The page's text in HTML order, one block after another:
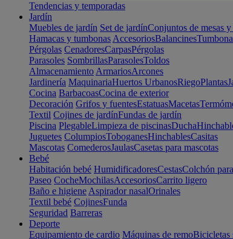
Tendencias y temporadas
Jardín
Muebles de jardín Set de jardínConjuntos de mesas
Hamacas y tumbonas AccesoriosBalancines
Pérgolas CenadoresCarpasPérgolas
Parasoles SombrillasParasolesToldos
Almacenamiento ArmariosArcones
Jardinería MaquinariaHuertos UrbanosRiegoPlantas
Cocina BarbacoasCocina de exterior
Decoración Grifos y fuentesEstatuasMacetas
Textil Cojines de jardínFundas de jardín
Piscina PlegableLimpieza de piscinasDucha
Juguetes ColumpiosToboganesHinchablesCasitas
Mascotas ComederosJaulasCasetas para mascotas
Bebé
Habitación bebé HumidificadoresCestasColchón
Paseo CocheMochilasAccesoriosCarrito ligero
Baño e higiene Aspirador nasalOrinales
Textil bebé CojinesFunda
Seguridad Barreras
Deporte
Equipamiento de cardio Máquinas de remoBicicletas